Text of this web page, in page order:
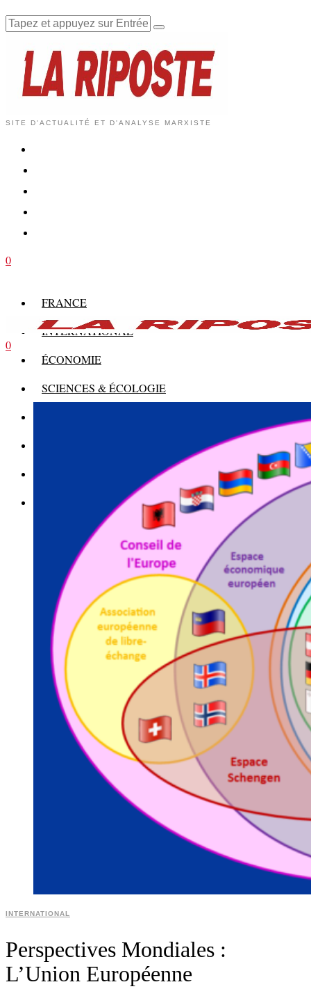
SITE D'ACTUALITÉ ET D'ANALYSE MARXISTE
0
FRANCE
INTERNATIONAL
ÉCONOMIE
SCIENCES & ÉCOLOGIE
MULTIMÉDIAS
0
INTERNATIONAL
Perspectives Mondiales :
L’Union Européenne